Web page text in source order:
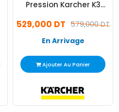
Pression Karcher K3
Jaune579,000 DT
529,000 DT
En Arrivage
Ajouter Au Panier